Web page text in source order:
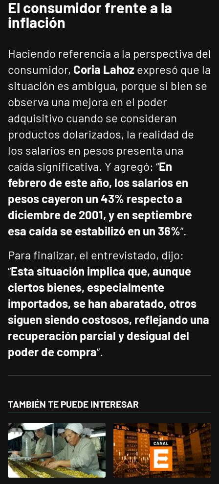
El consumidor frente a la
inflación
Haciendo referencia a la perspectiva del
consumidor, Coria Lahoz expresó que la
situación es ambigua, porque si bien se
observa una mejora en el poder
adquisitivo cuando se consideran
productos dolarizados, la realidad de
los salarios en pesos presenta una
caída significativa. Y agregó: “En
febrero de este año, los salarios en
pesos cayeron un 43% respecto a
diciembre de 2001, y en septiembre
esa caída se estabilizó en un 36%”.
Para finalizar, el entrevistado, dijo:
“Esta situación implica que, aunque
ciertos bienes, especialmente
importados, se han abaratado, otros
siguen siendo costosos, reflejando una
recuperación parcial y desigual del
poder de compra”.
TAMBIÉN TE PUEDE INTERESAR